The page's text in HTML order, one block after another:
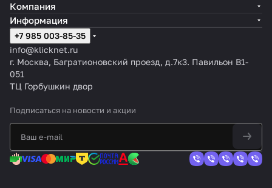
Компания
Информация
+7 985 003-85-35
info@klicknet.ru
г. Москва, Багратионовский проезд, д.7к3. Павильон B1-
051
ТЦ Горбушкин двор
Подписаться на новости и акции